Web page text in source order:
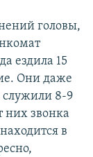
головы,
ездила 15
Они даже
служили 8-9
них звонка
в